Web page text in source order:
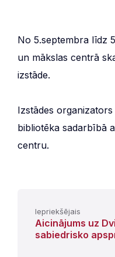
No 5.septembra līdz
un mākslas centrā
izstāde.
Izstādes
bibliotēka sadarbībā
centru.
Iepriekšējais
Aicinājums uz
sabiedrisko